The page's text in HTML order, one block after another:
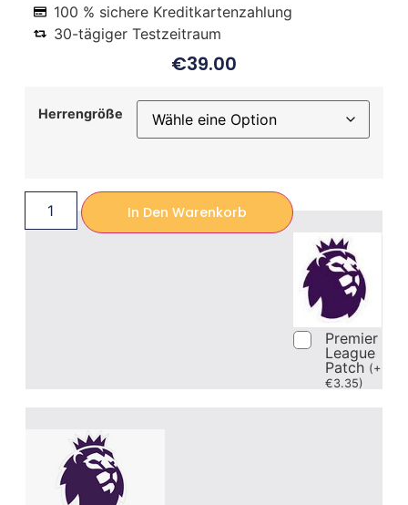
100 % sichere Kreditkartenzahlung
30-tägiger Testzeitraum
€39.00
Herrengröße
In Den Warenkorb
Premier
League
Patch (+
€3.35)